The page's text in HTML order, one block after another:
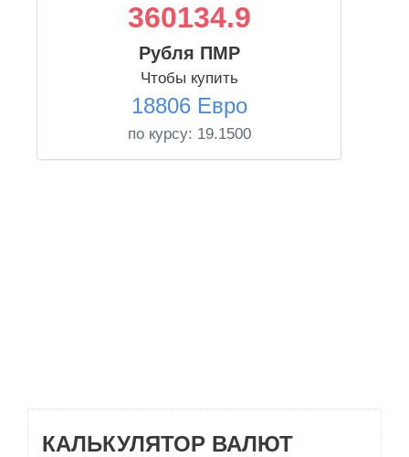
360134.9
Рубля ПМР
Чтобы купить
18806 Евро
по курсу: 19.1500
КАЛЬКУЛЯТОР ВАЛЮТ